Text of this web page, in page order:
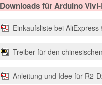
Downloads für Arduino
Einkaufsliste bei AliExpress
Treiber für den
Anleitung und Idee für R2-